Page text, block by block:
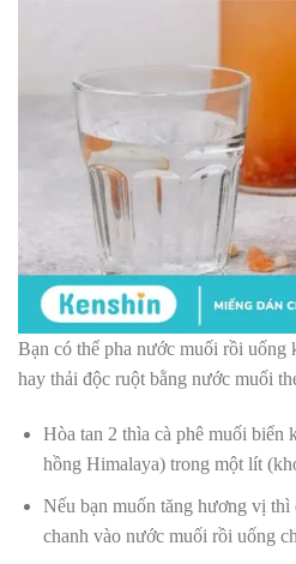
Bạn có thể pha nước muối rồi uống
hay thải độc ruột bằng nước muối
Hòa tan 2 thìa cà phê muối biển
hồng Himalaya) trong một lít
Nếu bạn muốn tăng hương vị
chanh vào nước muối rồi uống